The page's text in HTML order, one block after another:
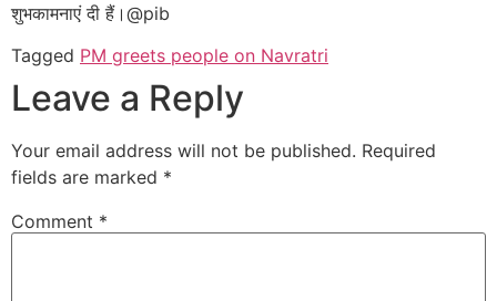
शुभकामनाएं दी हैं।@pib
Tagged PM greets people on Navratri
Leave a Reply
Your email address will not be published. Required
fields are marked *
Comment *